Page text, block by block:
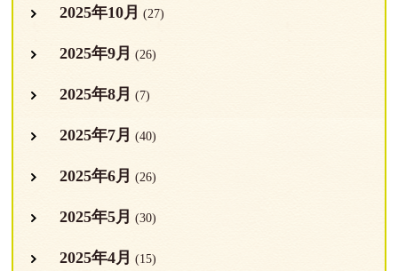
2025年10月 (27)
2025年9月 (26)
2025年8月 (7)
2025年7月 (40)
2025年6月 (26)
2025年5月 (30)
2025年4月 (15)